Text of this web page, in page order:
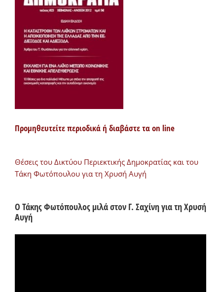
Προμηθευτείτε περιοδικά ή διαβάστε τα on line
Θέσεις του Δικτύου Περιεκτικής Δημοκρατίας και του
Τάκη Φωτόπουλου για τη Χρυσή Αυγή
Ο Τάκης Φωτόπουλος μιλά στον Γ. Σαχίνη για τη Χρυσή
Αυγή